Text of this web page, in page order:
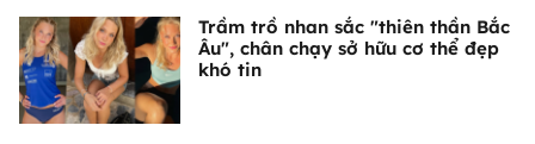
Trầm trồ nhan sắc "thiên thần Bắc
Âu", chân chạy sở hữu cơ thể đẹp
khó tin